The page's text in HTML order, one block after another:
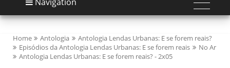
Home Antologia
Antologia Lendas Urbanas: E se forem reais?
Episódios da Antologia Lendas Urbanas: E se forem reais
No Ar
Antologia Lendas Urbanas: E se forem reais? - 2x05